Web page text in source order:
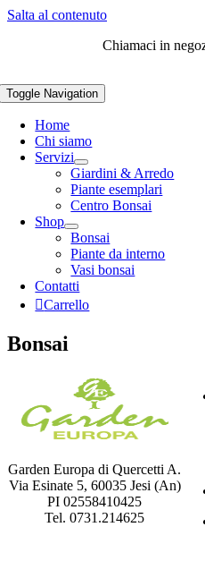
Salta al contenuto
Chiamaci in
Toggle Navigation
Home
Chi siamo
Servizi
Giardini & Arredo
Piante esemplari
Centro Bonsai
Shop
Bonsai
Piante da interno
Vasi bonsai
Contatti
Carrello
Bonsai
Garden Europa di Quercetti A.
Via Esinate 5, 60035 Jesi (An)
PI 02558410425
Tel. 0731.214625